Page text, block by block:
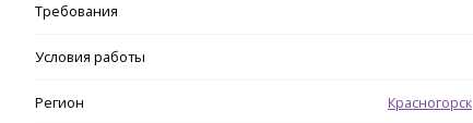
Требования
Условия работы
Регион Красногорск